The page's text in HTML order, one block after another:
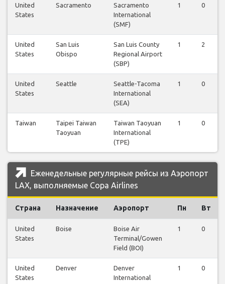
United
States
Sacramento
Sacramento
International
(SMF)
1 0
United
States
San Luis
Obispo
San Luis County
Regional Airport
(SBP)
1 2
United
States
Seattle
Seattle-Tacoma
International
(SEA)
1 0
Taiwan
Taipei Taiwan
Taoyuan
Taiwan Taoyuan
International
(TPE)
1 0
Еженедельные регулярные рейсы из Аэропорт
LAX, выполняемые Copa Airlines
Страна Назначение Аэропорт Пн Вт
United
States
Boise
Boise Air
Terminal/Gowen
Field (BOI)
1 0
United
States
Denver
Denver
International
1 0